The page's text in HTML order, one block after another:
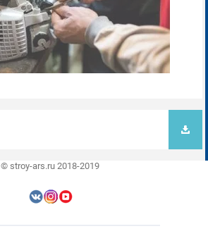
© stroy-ars.ru 2018-2019